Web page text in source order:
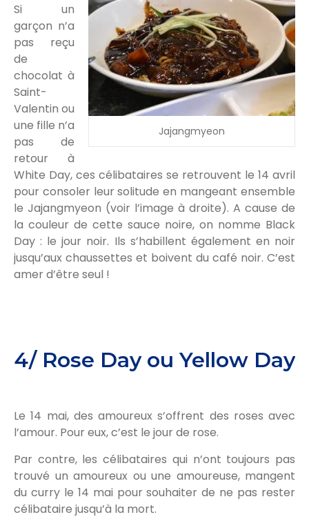
Jajangmyeon
Si un
garçon n’a
pas reçu
de
chocolat à
Saint-
Valentin ou
une fille n’a
pas de
retour à
White Day, ces célibataires se retrouvent le 14 avril
pour consoler leur solitude en mangeant ensemble
le Jajangmyeon (voir l’image à droite). A cause de
la couleur de cette sauce noire, on nomme Black
Day : le jour noir. Ils s’habillent également en noir
jusqu’aux chaussettes et boivent du café noir. C’est
amer d’être seul !
4/ Rose Day ou Yellow Day
Le 14 mai, des amoureux s’offrent des roses avec
l’amour. Pour eux, c’est le jour de rose.
Par contre, les célibataires qui n’ont toujours pas
trouvé un amoureux ou une amoureuse, mangent
du curry le 14 mai pour souhaiter de ne pas rester
célibataire jusqu’à la mort.